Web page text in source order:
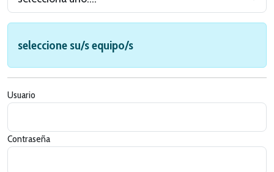
seleccione su/s equipo/s
Usuario
Contraseña